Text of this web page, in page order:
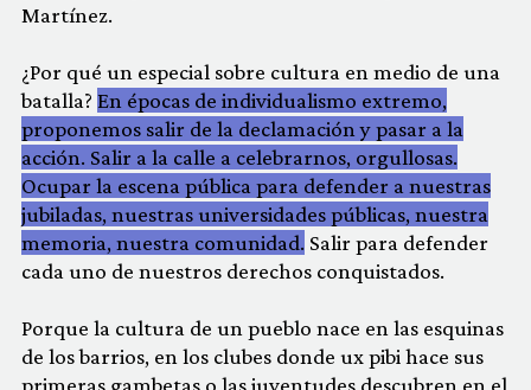
Martínez.
¿Por qué un especial sobre cultura en medio de una
batalla? En épocas de individualismo extremo,
proponemos salir de la declamación y pasar a la
acción. Salir a la calle a celebrarnos, orgullosas.
Ocupar la escena pública para defender a nuestras
jubiladas, nuestras universidades públicas, nuestra
memoria, nuestra comunidad. Salir para defender
cada uno de nuestros derechos conquistados.
Porque la cultura de un pueblo nace en las esquinas
de los barrios, en los clubes donde ux pibi hace sus
primeras gambetas o las juventudes descubren en el